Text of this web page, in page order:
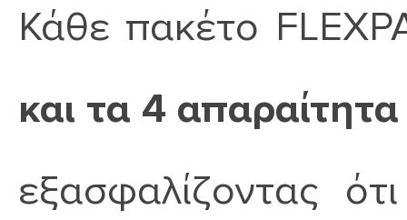
Κάθε πακέτο
και τα 4
εξασφαλίζοντας